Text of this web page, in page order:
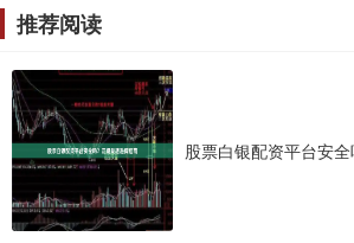
推荐阅读
股票白银配资平台安